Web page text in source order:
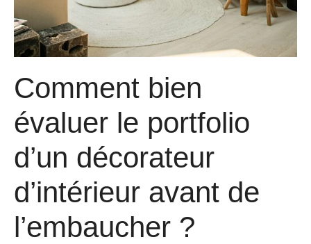
Comment bien
évaluer le portfolio
d’un décorateur
d’intérieur avant de
l’embaucher ?